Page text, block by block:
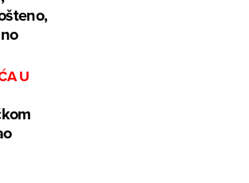
U